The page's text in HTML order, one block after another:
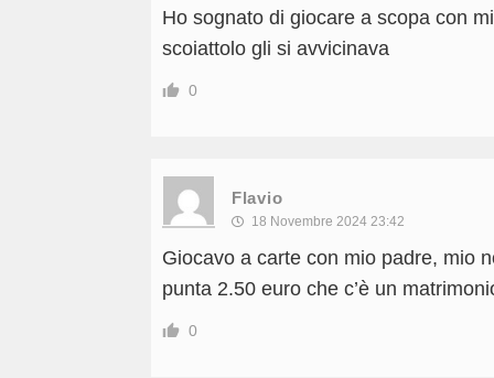
Ho sognato di giocare a scopa con
scoiattolo gli si avvicinava
0
Flavio
18 Novembre 2024 23:42
Giocavo a carte con mio padre, mio
punta 2.50 euro che c’è un
0